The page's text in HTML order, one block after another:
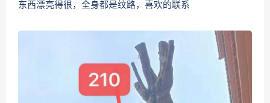
东西漂亮得很，全身都是纹路，喜欢的联系